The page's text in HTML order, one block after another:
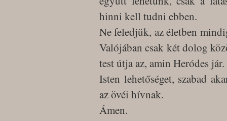
hinni kell tudni ebben.
Ne feledjük, az életben
Valójában csak két dolog
test útja az, amin Heródes
Isten lehetőséget, szabad
az övéi hívnak.
Ámen.